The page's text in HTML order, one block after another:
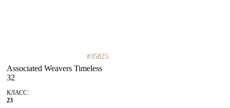
#35825
Associated Weavers Timeless
32
КЛАСС:
23